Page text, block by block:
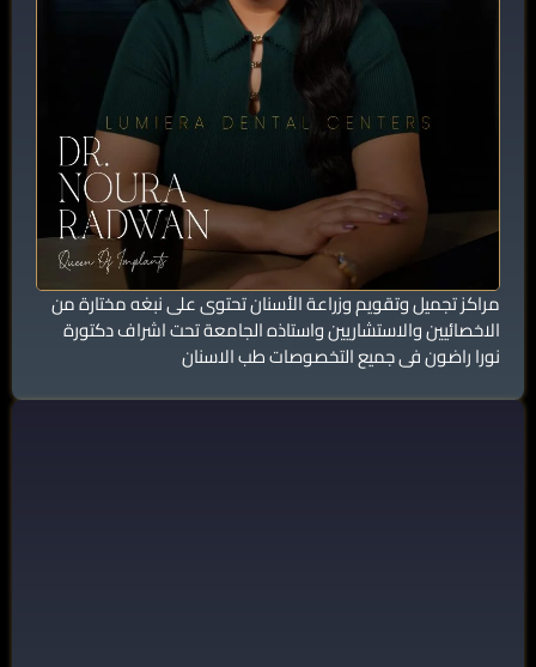
مراكز تجميل وتقويم وزراعة الأسنان تحتوى على نبغه مختارة من
الاخصائيين والاستشاريين واستاذه الجامعة تحت اشراف دكتورة
نورا راضون فى جميع التخصوصات طب الاسنان